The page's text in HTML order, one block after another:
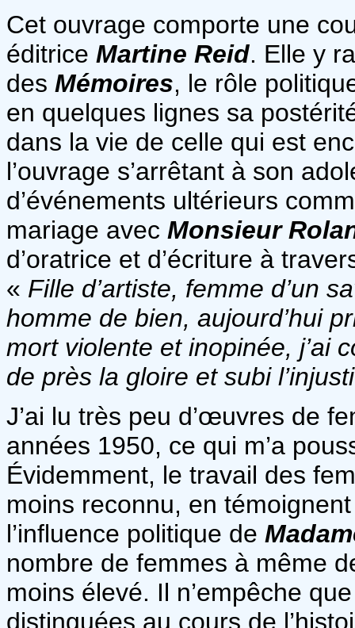
Cet ouvrage comporte une
éditrice Martine Reid. Elle y
des Mémoires, le rôle
en quelques lignes sa
dans la vie de celle qui est
l’ouvrage s’arrêtant à son
d’événements ultérieurs
mariage avec Monsieur
d’oratrice et d’écriture à
« Fille d’artiste, femme d’un
homme de bien, aujourd’hui
mort violente et inopinée, j’ai
de près la gloire et subi
J’ai lu très peu d’œuvres de
années 1950, ce qui m’a
Évidemment, le travail des
moins reconnu, en
l’influence politique de
nombre de femmes à même
moins élevé. Il n’empêche
distinguées au cours de